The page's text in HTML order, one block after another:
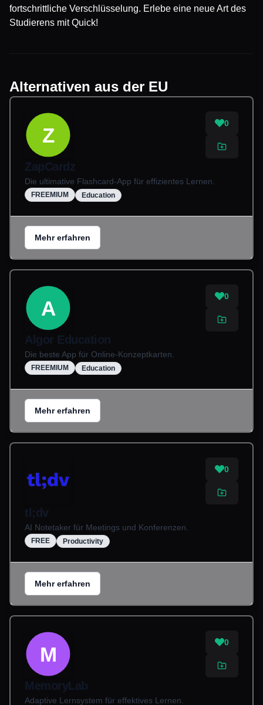
fortschrittliche Verschlüsselung. Erlebe eine neue Art des
Studierens mit Quick!
Alternativen aus der EU
Z
0
ZapCardz
Die ultimative Flashcard-App für effizientes Lernen.
FREEMIUM Education
Mehr erfahren
A
0
Algor Education
Die beste App für Online-Konzeptkarten.
FREEMIUM Education
Mehr erfahren
0
tl;dv
AI Notetaker für Meetings und Konferenzen.
FREE Productivity
Mehr erfahren
M
0
MemoryLab
Adaptive Lernsystem für effektives Lernen.